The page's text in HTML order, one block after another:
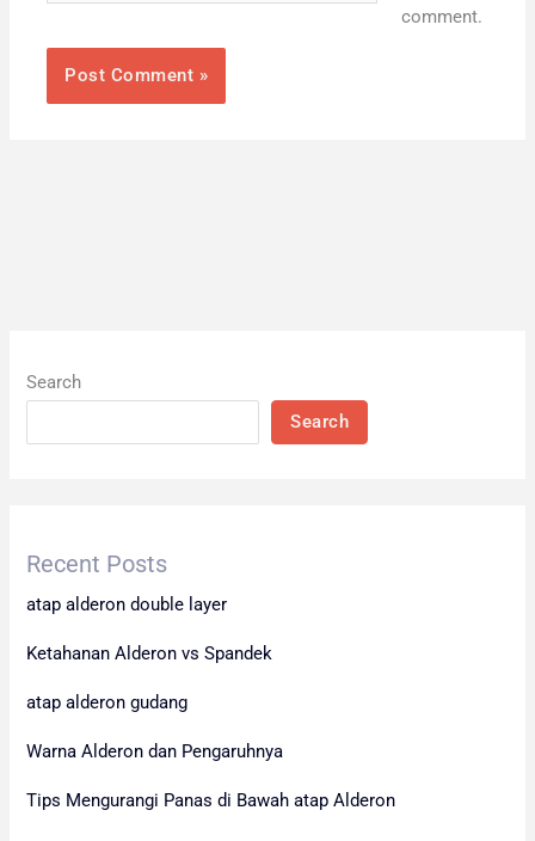
comment.
Search
Search
Recent Posts
atap alderon double layer
Ketahanan Alderon vs Spandek
atap alderon gudang
Warna Alderon dan Pengaruhnya
Tips Mengurangi Panas di Bawah atap Alderon